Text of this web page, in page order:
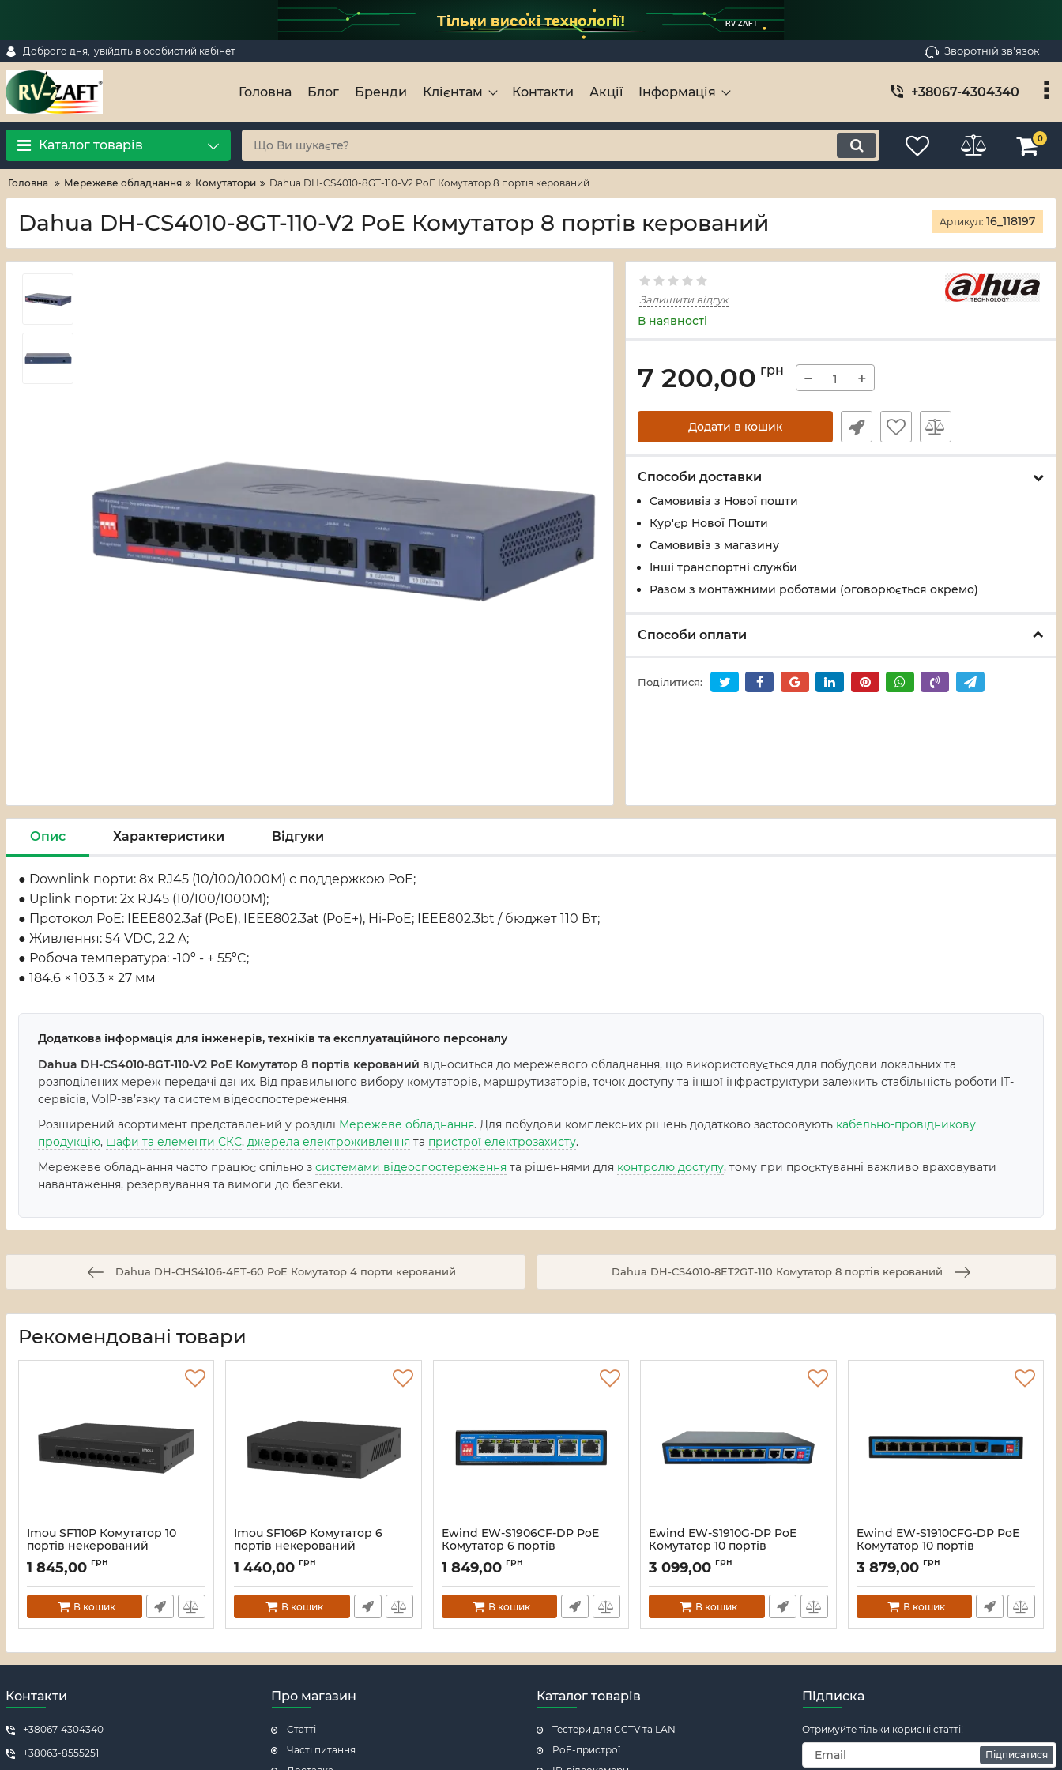
Тільки високі технології! RV-ZAFT
Доброго дня, увійдіть в особистий кабінет Зворотній зв'язок
Головна Блог Бренди Клієнтам Контакти Акції Інформація +38067-4304340
Каталог товарів 0
Головна Мережеве обладнання Комутатори Dahua DH-CS4010-8GT-110-V2 PoE Комутатор 8 портів керований
Dahua DH-CS4010-8GT-110-V2 PoE Комутатор 8 портів керований Артикул: 16_118197
Залишити відгук
В наявності
7 200,00 грн − +
Додати в кошик
Способи доставки
Самовивіз з Нової пошти
Кур'єр Нової Пошти
Самовивіз з магазину
Інші транспортні служби
Разом з монтажними роботами (оговорюється окремо)
Способи оплати
Поділитися:
Опис Характеристики Відгуки
● Downlink порти: 8x RJ45 (10/100/1000M) с поддержкою PoE;
● Uplink порти: 2x RJ45 (10/100/1000M);
● Протокол PoE: IEEE802.3af (PoE), IEEE802.3at (PoE+), Hi-PoE; IEEE802.3bt / бюджет 110 Вт;
● Живлення: 54 VDC, 2.2 A;
● Робоча температура: -10º - + 55ºC;
● 184.6 × 103.3 × 27 мм
Додаткова інформація для інженерів, техніків та експлуатаційного персоналу
Dahua DH-CS4010-8GT-110-V2 PoE Комутатор 8 портів керований відноситься до мережевого обладнання, що використовується для побудови локальних та
розподілених мереж передачі даних. Від правильного вибору комутаторів, маршрутизаторів, точок доступу та іншої інфраструктури залежить стабільність роботи IT-
сервісів, VoIP-зв’язку та систем відеоспостереження.
Розширений асортимент представлений у розділі Мережеве обладнання. Для побудови комплексних рішень додатково застосовують кабельно-провідникову
продукцію, шафи та елементи СКС, джерела електроживлення та пристрої електрозахисту.
Мережеве обладнання часто працює спільно з системами відеоспостереження та рішеннями для контролю доступу, тому при проєктуванні важливо враховувати
навантаження, резервування та вимоги до безпеки.
Dahua DH-CHS4106-4ET-60 PoE Комутатор 4 порти керований Dahua DH-CS4010-8ET2GT-110 Комутатор 8 портів керований
Рекомендовані товари
Imou SF110P Комутатор 10
портів некерований
Артикул: 16_119588
1 845,00 грн
В кошик
Imou SF106P Комутатор 6
портів некерований
Артикул: 16_119587
1 440,00 грн
В кошик
Ewind EW-S1906CF-DP PoE
Комутатор 6 портів
некерований
Артикул:16_119577
1 849,00 грн
В кошик
Ewind EW-S1910G-DP PoE
Комутатор 10 портів
некерований
Артикул:16_119576
3 099,00 грн
В кошик
Ewind EW-S1910CFG-DP PoE
Комутатор 10 портів
некерований
Артикул:16_119575
3 879,00 грн
В кошик
Контакти
+38067-4304340
+38063-8555251
Про магазин
Статті
Часті питання
Каталог товарів
Тестери для CCTV та LAN
PoE-пристрої
Підписка
Отримуйте тільки корисні статті!
Підписатися